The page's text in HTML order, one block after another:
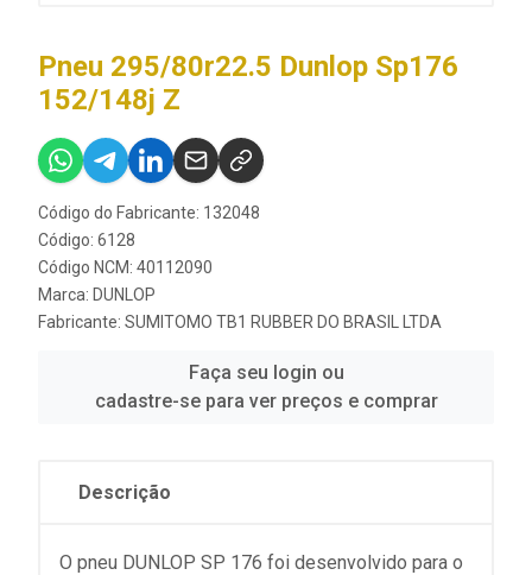
Pneu 295/80r22.5 Dunlop Sp176
152/148j Z
Código do Fabricante: 132048
Código: 6128
Código NCM: 40112090
Marca: DUNLOP
Fabricante: SUMITOMO TB1 RUBBER DO BRASIL LTDA
Faça seu login ou
cadastre-se para ver preços e comprar
Descrição
O pneu DUNLOP SP 176 foi desenvolvido para o